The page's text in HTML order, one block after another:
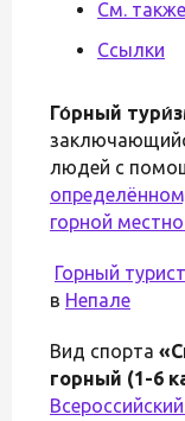
См. также
Ссылки
Го́рный
людей с
горной
Горный
в Непале
Вид спорта
горный (1-6